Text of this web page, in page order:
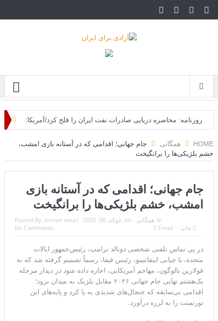
Menu
روزنامه: محاصره دریایی صادرات نفت ایران را فلج کرد/آمریکا:
خفه خواهند شد
تحلیلگر سعودی: این توافق‌نامه پیامی بازدارنده در برابر حکومت
مقام آمریکایی: تصورِ بازنده بودن برای ترامپ غیرقابل‌تحمل
است+فیلم: تحلیل
مقامات آمریکایی: برخی گزارش‌ها موجب گستاخ‌تر شدن
حکومت ایران خواهد شد
خبرگزاری سپاه پاسداران: رهگیری اهداف متخاصم در نزدیکی
جزیره قشم
تحلیلگر حکومتی: تفاهم هرمز پایان بحران نیست؛ خطر جنگ
HOME همگانی
جام جهانی؛ اقدامی که در آستانه بازی امشب،
خشم بلژیکی‌ها را برانگیخت
جام جهانی؛ اقدامی که در آستانه بازی
امشب، خشم بلژیکی‌ها را برانگیخت
Posted By: arman nouri on: جولای 06, 2026 In: همگانی
No Comments
چاپ Email
در پی تماس تلفنی شخصی دونالد ترامپ، رئیس‌جمهور ایالات
متحده، با جیانی اینفانتینو، رئیس فیفا، رسماً تصمیم گرفته شد که به
فولارین بالوگون، مهاجم آمریکایی، اجازه داده شود در دیدار مرحله
یک‌هشتم نهایی جام جهانی ۲۰۲۶ مقابل بلژیک به میدان برود؛
اقدامی بی‌سابقه که جنجال‌های شدیدی به پا کرد و پایه‌های این
تورنمنت را به لرزه درآورد.